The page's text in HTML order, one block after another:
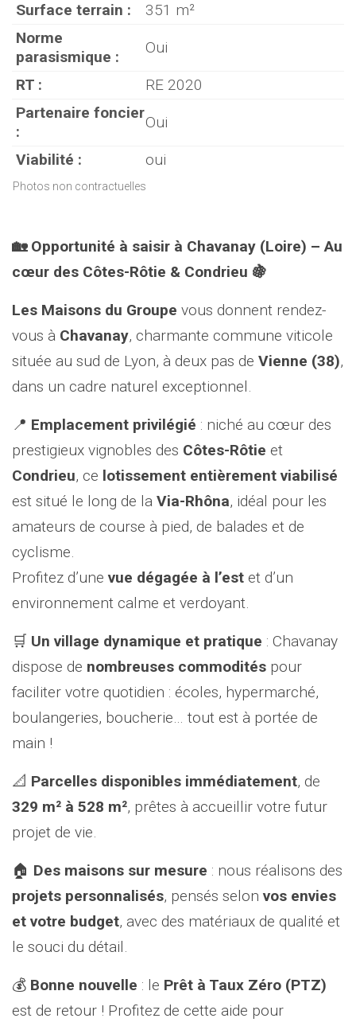
Surface terrain :
351 m²
Norme
parasismique :
Oui
RT :
RE 2020
Partenaire foncier
:
Oui
Viabilité : oui
Photos non contractuelles
🏡 Opportunité à saisir à Chavanay (Loire) – Au
cœur des Côtes-Rôtie & Condrieu 🍇
Les Maisons du Groupe vous donnent rendez-
vous à Chavanay, charmante commune viticole
située au sud de Lyon, à deux pas de Vienne (38),
dans un cadre naturel exceptionnel.
📍 Emplacement privilégié : niché au cœur des
prestigieux vignobles des Côtes-Rôtie et
Condrieu, ce lotissement entièrement viabilisé
est situé le long de la Via-Rhôna, idéal pour les
amateurs de course à pied, de balades et de
cyclisme.
Profitez d’une vue dégagée à l’est et d’un
environnement calme et verdoyant.
🛒 Un village dynamique et pratique : Chavanay
dispose de nombreuses commodités pour
faciliter votre quotidien : écoles, hypermarché,
boulangeries, boucherie… tout est à portée de
main !
📐 Parcelles disponibles immédiatement, de
329 m² à 528 m², prêtes à accueillir votre futur
projet de vie.
🏠 Des maisons sur mesure : nous réalisons des
projets personnalisés, pensés selon vos envies
et votre budget, avec des matériaux de qualité et
le souci du détail.
💰 Bonne nouvelle : le Prêt à Taux Zéro (PTZ)
est de retour ! Profitez de cette aide pour